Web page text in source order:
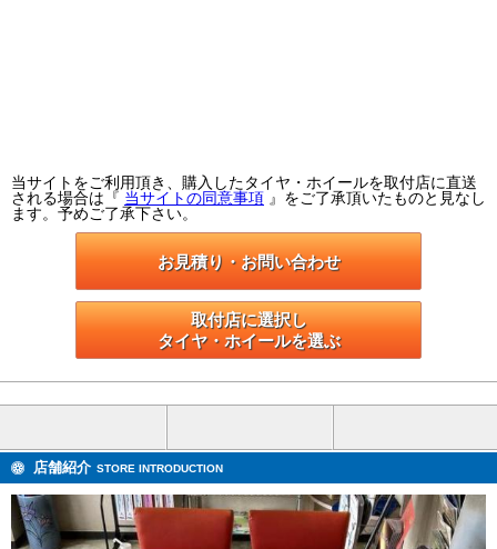
当サイトをご利用頂き、購入したタイヤ・ホイールを取付店に直送
される場合は『 当サイトの同意事項 』をご了承頂いたものと見なし
ます。予めご了承下さい。
お見積り・お問い合わせ
取付店に選択し
タイヤ・ホイールを選ぶ
店舗紹介 STORE INTRODUCTION